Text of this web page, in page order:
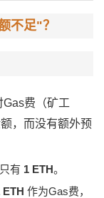
不足"？
费（矿工
，而没有额外预
有 1 ETH。
ETH 作为Gas费，